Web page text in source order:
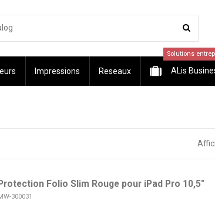
Impressions Reseaux ALis
Solutions
Protection Folio Slim Rouge pour iPad Pro 10,5"
300031